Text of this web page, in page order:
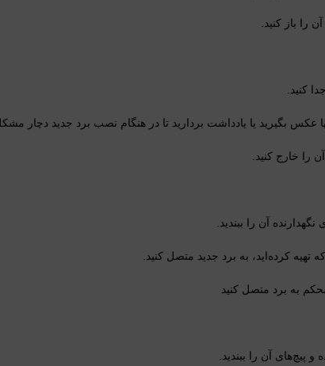
باز کنید.
کنید.
عکس بگیرید یا یادداشت بردارید تا در هنگام نصب برد جدید دچار
را خارج کنید.
آن را ببندید.
کرده‌اید، به برد جدید متصل کنید.
به برد متصل کنید
آن را ببندید.